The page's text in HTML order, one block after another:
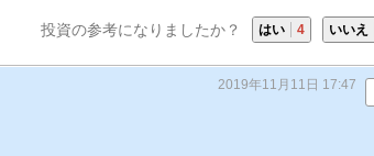
投資の参考になりましたか？ はい 4 いいえ
2019年11月11日 17:47